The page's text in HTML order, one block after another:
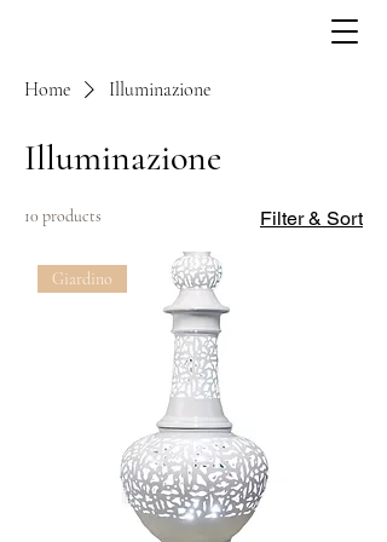
Home Illuminazione
Illuminazione
10 products Filter & Sort
Giardino